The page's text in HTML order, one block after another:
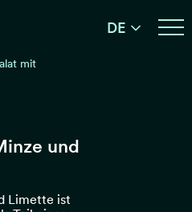
DE
mit
und
Limette ist